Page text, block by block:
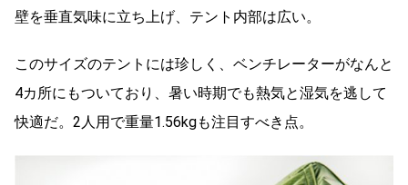
壁を垂直気味に立ち上げ、テント内部は広い。
このサイズのテントには珍しく、ベンチレーターがなんと
4カ所にもついており、暑い時期でも熱気と湿気を逃して
快適だ。2人用で重量1.56kgも注目すべき点。